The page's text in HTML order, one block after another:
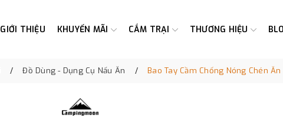
GIỚI THIỆU KHUYẾN MÃI CẮM TRẠI THƯƠNG HIỆU
Đồ Dùng - Dụng Cụ Nấu Ăn Bao Tay Cầm Chống Nóng Chén